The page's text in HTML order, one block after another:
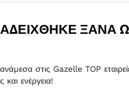
ΞΑΝΆ
στις Gazelle TOP
ενέργεια!